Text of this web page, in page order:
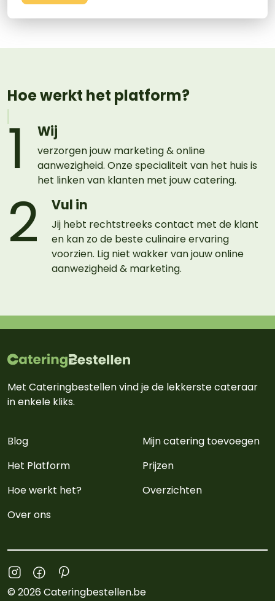
Hoe werkt het platform?
1 Wij
verzorgen jouw marketing & online
aanwezigheid. Onze specialiteit van het huis is
het linken van klanten met jouw catering.
2 Vul in
Jij hebt rechtstreeks contact met de klant
en kan zo de beste culinaire ervaring
voorzien. Lig niet wakker van jouw online
aanwezigheid & marketing.
Met Cateringbestellen vind je de lekkerste cateraar
in enkele kliks.
Blog
Het Platform
Hoe werkt het?
Over ons
Mijn catering toevoegen
Prijzen
Overzichten
© 2026 Cateringbestellen.be